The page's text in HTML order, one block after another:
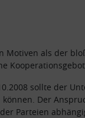
Motiven als der
sollte der
Der
Parteien